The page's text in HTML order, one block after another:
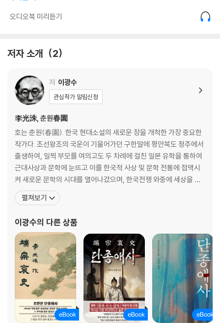
달픈 우리의 이야기이다.
오디오북 미리듣기
저자 소개 2
저 이광수
관심작가 알림신청
李光洙, 춘원春園
호는 춘원(春園). 한국 현대소설의 새로운 장을 개척한 가장 중요한
작가다. 조선왕조의 국운이 기울어가던 구한말에 평안북도 정주에서
출생하여, 일찍 부모를 여의고도 두 차례에 걸친 일본 유학을 통하여
근대사상과 문학에 눈뜨고 이를 한국적 사상 및 문학 전통에 접맥시
켜 새로운 문학의 시대를 열어나갔으며, 한국전쟁 와중에 세상을 떠
날 때까지 붓을 놓지 않고 불굴의 의지로 놀라운 창작적 삶을 이어간
작가였다. 14세 때 일진회 유학생으로 도일하여, 메이지 중학부에서
시와 평론 등을 발표하기 시작했다. 와세다대학 철학과에
펼쳐보기
이광수의 다른 상품